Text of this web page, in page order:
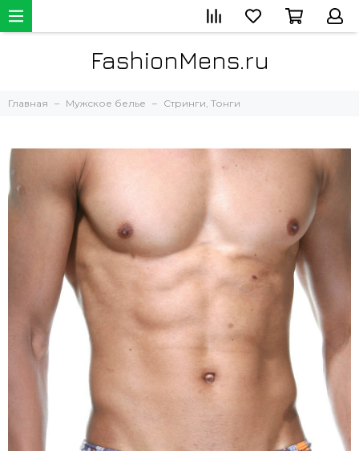
FashionMens.ru
Главная Мужское белье Стринги, Тонги